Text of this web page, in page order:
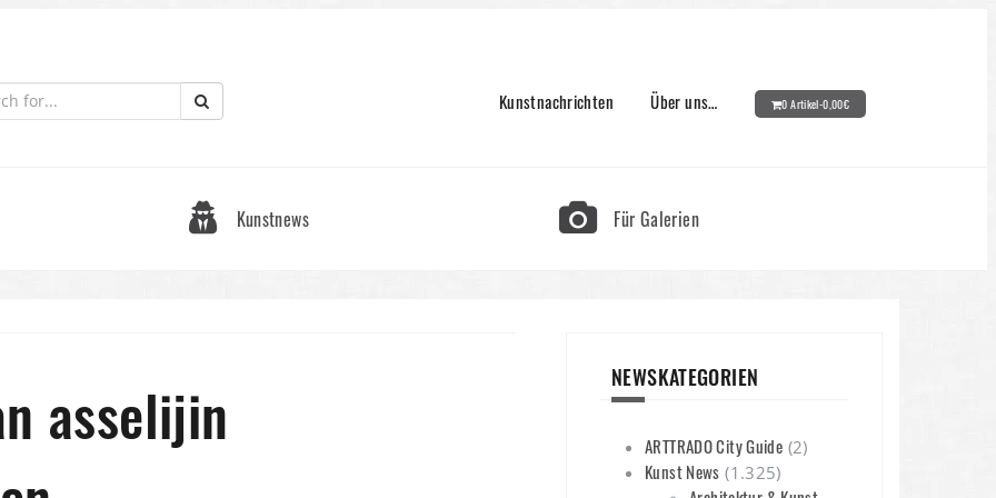
Kunstnachrichten Über uns… 0 Artikel-0,00€
Kunstnews Für Galerien
asselijin
NEWSKATEGORIEN
ARTTRADO City Guide (2)
Kunst News (1.325)